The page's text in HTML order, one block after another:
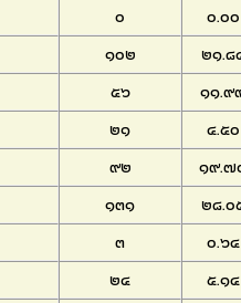
๐
๐.๐๐
๑๐๒
๒๑.๘
๕๖
๑๑.๙
๒๑
๔.๕๐
๙๒
๑๙.๗
๑๓๑
๒๘.๐
๓
๐.๖๔
๒๔
๕.๑๔